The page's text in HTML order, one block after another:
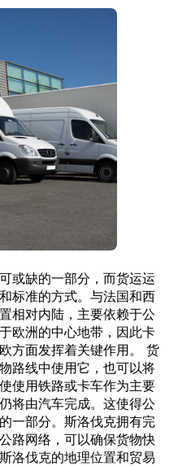
或缺的一部分，而货运运
标准的方式。与法国和西
相对内陆，主要依赖于公
欧洲的中心地带，因此卡
方面发挥着关键作用。 货
路线中使用它，也可以将
使用铁路或卡车作为主要
将由汽车完成。这使得公
一部分。斯洛伐克拥有完
路网络，可以确保货物快
洛伐克的地理位置和贸易